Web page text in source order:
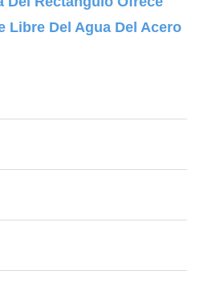
Libre Del Agua Del Acero